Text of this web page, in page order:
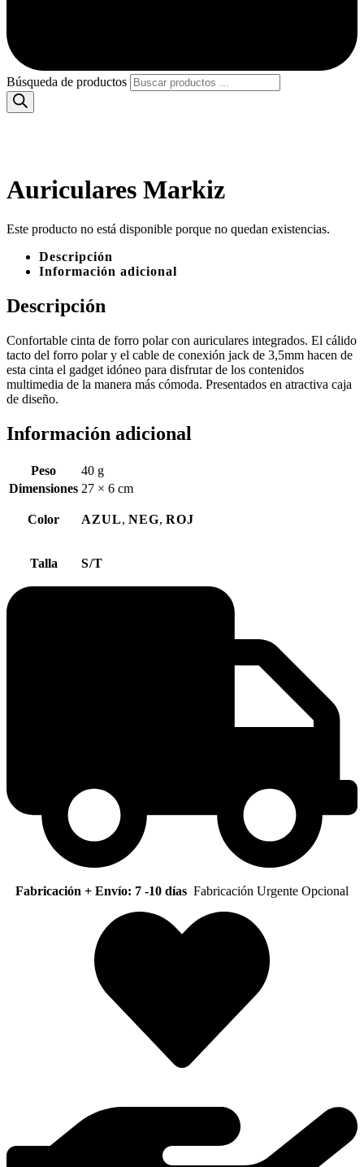
Búsqueda de productos
Auriculares Markiz
Este producto no está disponible porque no quedan existencias.
Descripción
Información adicional
Descripción
Confortable cinta de forro polar con auriculares integrados. El cálido
tacto del forro polar y el cable de conexión jack de 3,5mm hacen de
esta cinta el gadget idóneo para disfrutar de los contenidos
multimedia de la manera más cómoda. Presentados en atractiva caja
de diseño.
Información adicional
Peso
40 g
Dimensiones 27 × 6 cm
Color AZUL, NEG, ROJ
Talla S/T
Fabricación + Envío: 7 -10 días Fabricación Urgente Opcional